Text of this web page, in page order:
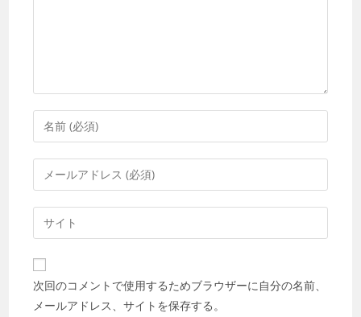
メ
ン
る
名
前
ま
た
ー
ル
レ
ス
を
Web
サ
イ
ト
の
次回のコメントで使用するためブラウザーに自分の名前、
メールアドレス、サイトを保存する。